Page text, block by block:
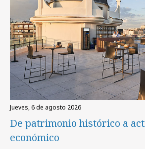
jueves, 6 de agosto 2026
De patrimonio histórico a
económico